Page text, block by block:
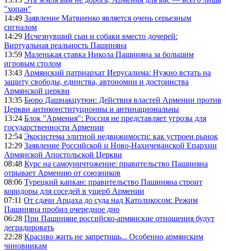
"хопан"
14:49 Заявление Матвиенко является очень серьезным
сигналом
14:29 Исчезнувший сын и собаки вместо дочерей:
Виртуальная реальность Пашиняна
13:59 Маленькая ставка Никола Пашиняна за большим
игровым столом
13:43 Армянский патриархат Иерусалима: Нужно встать на
защиту свободы, единства, автономии и достоинства
Армянской церкви
13:35 Бюро Дашнакцутюн: Действия властей Армении против
Церкви антиконституционны и антинациональны
13:24 Блок "Армения": Россия не представляет угрозы для
государственности Армении
12:54 Экосистема элитной недвижимости: как устроен рынок
12:29 Заявление Российской и Ново-Нахичеванской Епархии
Армянской Апостольской Церкви
08:48 Курс на самоуничтожение: правительство Пашиняна
отрывает Армению от союзников
08:06 Турецкий капкан: правительство Пашиняна строит
коридоры для соседей в ущерб Армении
07:11 От сдачи Арцаха до суда над Католикосом: Режим
Пашиняна пробил очередное дно
06:28 При Пашиняне российско-армянские отношения будут
деградировать
22:28 Красиво жить не запретишь... Особенно армянским
чиновникам